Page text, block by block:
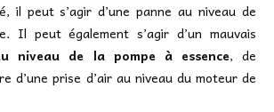
il peut s’agir d’une panne au niveau de
Il peut également s’agir d’un mauvais
niveau de la pompe à essence, de
d’une prise d’air au niveau du moteur de